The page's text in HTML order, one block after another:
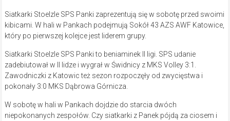
Siatkarki Stoelzle SPS Panki zaprezentują się w sobotę przed swoimi
kibicami. W hali w Pankach podejmują Sokół 43 AZS AWF Katowice,
który po pierwszej kolejce jest liderem grupy.
Siatkarki Stoelzle SPS Panki to beniaminek II ligi. SPS udanie
zadebiutował w II lidze i wygrał w Świdnicy z MKS Volley 3:1.
Zawodniczki z Katowic też sezon rozpoczęły od zwycięstwa i
pokonały 3:0 MKS Dąbrowa Górnicza.
W sobotę w hali w Pankach dojdzie do starcia dwóch
niepokonanych zespołów. Czy siatkarki z Panek pójdą za ciosem i